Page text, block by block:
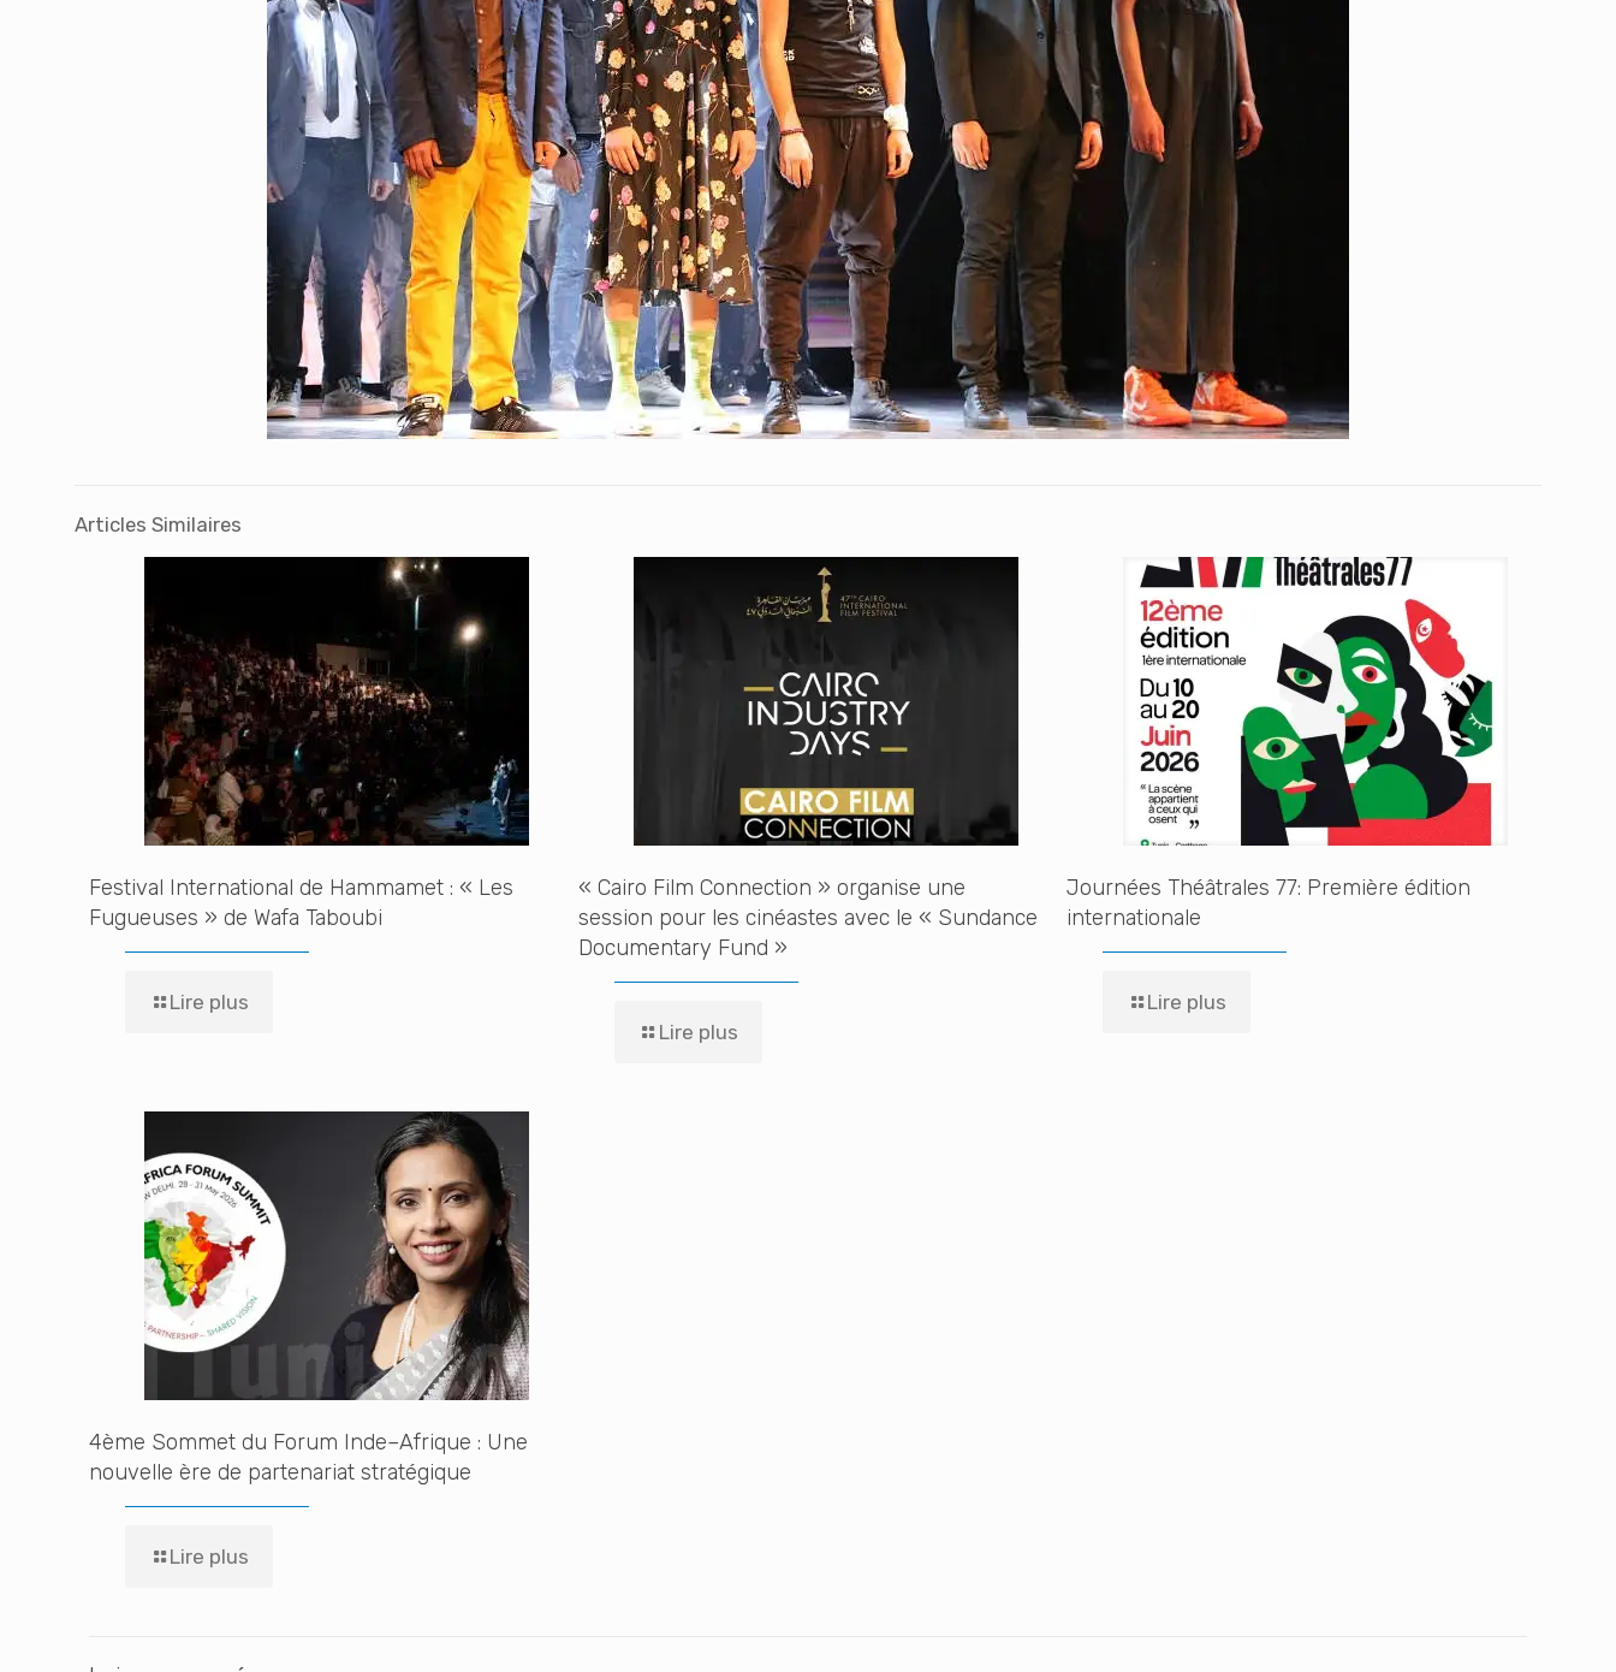
Articles Similaires
Festival International de Hammamet : « Les
Fugueuses » de Wafa Taboubi
Lire plus
« Cairo Film Connection » organise une
session pour les cinéastes avec le « Sundance
Documentary Fund »
Lire plus
Journées Théâtrales 77: Première édition
internationale
Lire plus
4ème Sommet du Forum Inde–Afrique : Une
nouvelle ère de partenariat stratégique
Lire plus